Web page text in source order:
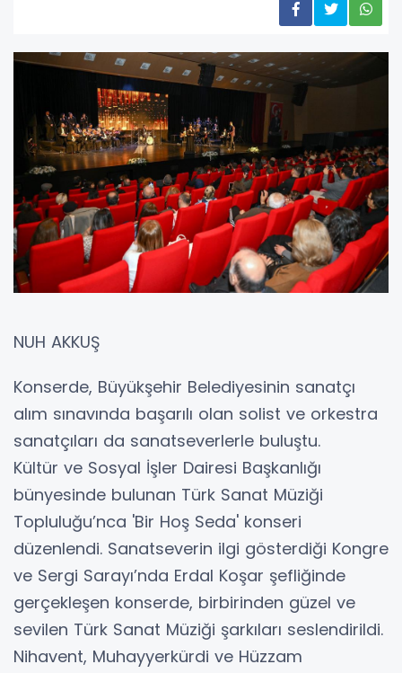
NUH AKKUŞ
Konserde, Büyükşehir Belediyesinin sanatçı
alım sınavında başarılı olan solist ve orkestra
sanatçıları da sanatseverlerle buluştu.
Kültür ve Sosyal İşler Dairesi Başkanlığı
bünyesinde bulunan Türk Sanat Müziği
Topluluğu’nca 'Bir Hoş Seda' konseri
düzenlendi. Sanatseverin ilgi gösterdiği Kongre
ve Sergi Sarayı’nda Erdal Koşar şefliğinde
gerçekleşen konserde, birbirinden güzel ve
sevilen Türk Sanat Müziği şarkıları seslendirildi.
Nihavent, Muhayyerkürdi ve Hüzzam